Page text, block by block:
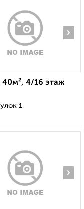
›
40м², 4/16 этаж
1
›